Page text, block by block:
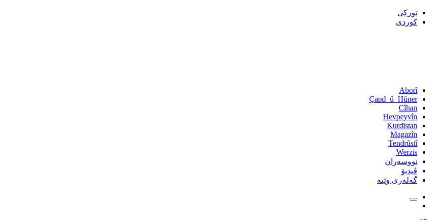
تورکی
کوردی
Aborî
Çand_û_Hûner
Cîhan
Hevpeyvîn
Kurdistan
Magazîn
Tendrûstî
Werzis
نووسەران
ڤیدیۆ
گەلەری وێنە